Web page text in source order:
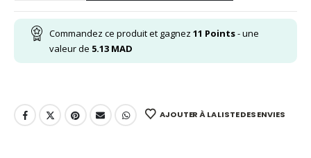
Commandez ce produit et gagnez 11 Points- une
valeur de 5.13 MAD
AJOUTER À LA LISTE DES ENVIES